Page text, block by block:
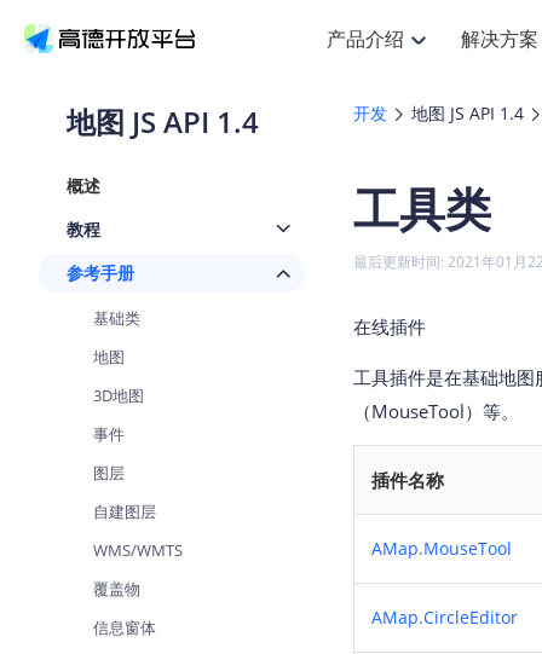
产品介绍
产品介绍 搜索定位
搜索 HOT
位置、周边、行政区、ID等查询
JS Android iOS
基于LBS的定位服务
地理/逆地理编码
位置名称与经纬度之间转换服务
虚拟空间围栏服务
查询目标区域当前/未来天气
智能硬件定位
解决方案
解决方案 提供LBS领域的Agent解决方案
提供智能守护与运动出行解决方
智能眼镜实时导航及智慧出行解
世界地图 NEW
智能两轮车
合规精确的两轮车场景导航
手机银行 NEW
提供手机银行APP地图应用
文档与支持 API
Web高级服务API
定价 产品定价
技术服务许可
Android定位
浏览器定位
自定义地图
认证开发商
地图 JS API 1.4
概述
教程
参考手册
基础类
地图
3D地图
事件
图层
自建图层
WMS/WMTS
覆盖物
信息窗体
开发 地图 JS API 1.4
工具类
最后更新时间: 2021年01月
在线插件
工具插件是在基础地
（MouseTool）等。
插件名称
AMap.MouseTool
AMap.CircleEditor